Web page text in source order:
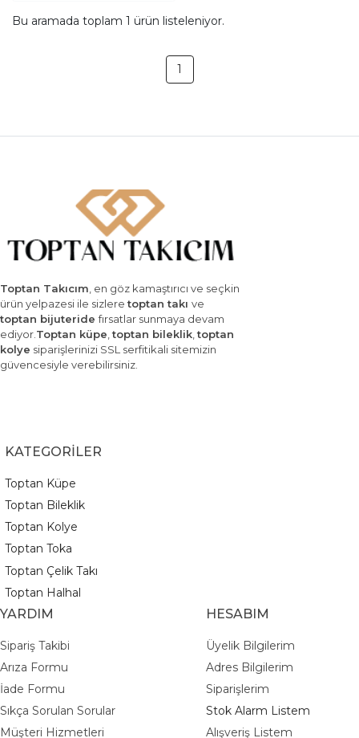
Bu aramada toplam 1 ürün listeleniyor.
1
Toptan Takıcım , en göz kamaştırıcı ve seçkin
ürün yelpazesi ile sizleretoptan takı ve
toptan bijuteridefırsatlar sunmaya devam
ediyor. Toptan küpe ,toptan bileklik ,toptan
kolye siparişlerinizi SSL serfitikali sitemizin
güvencesiyle verebilirsiniz.
KATEGORİLER
Toptan Küpe
Toptan Bileklik
Toptan Kolye
Toptan Toka
Toptan Çelik Takı
Toptan Halhal
YARDIM
Sipariş Takibi
Arıza Formu
İade Formu
Sıkça Sorulan Sorular
Müşteri Hizmetleri
HESABIM
Üyelik Bilgilerim
Adres Bilgilerim
Siparişlerim
Stok Alarm Listem
Alışveriş Listem